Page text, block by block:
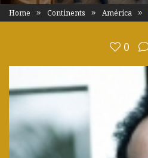
Home Continents América
0